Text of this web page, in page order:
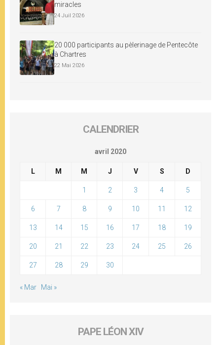
miracles
24 Juil 2026
20 000 participants au pèlerinage de Pentecôte
à Chartres
22 Mai 2026
CALENDRIER
avril 2020
L M M J V S D
1 2 3 4 5
6 7 8 9 10 11 12
13 14 15 16 17 18 19
20 21 22 23 24 25 26
27 28 29 30
« Mar Mai »
PAPE LÉON XIV